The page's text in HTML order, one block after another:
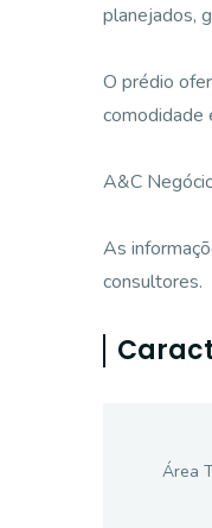
planejados,
O prédio
comodidade
A&C
As
consultores.
Área